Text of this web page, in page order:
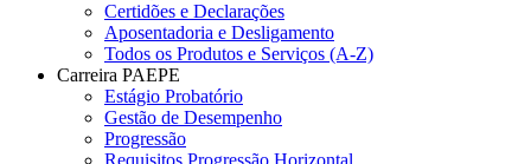
Certidões e Declarações
Aposentadoria e Desligamento
Todos os Produtos e Serviços (A-Z)
Carreira PAEPE
Estágio Probatório
Gestão de Desempenho
Progressão